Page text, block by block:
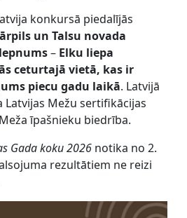
konkursā piedalījās
un Talsu novada
– Elku liepa
ceturtajā vietā, kas ir
piecu gadu laikā. Latvijā
Mežu sertifikācijas
īpašnieku biedrība.
Gada koku 2026 notika no 2.
rezultātiem ne reizi